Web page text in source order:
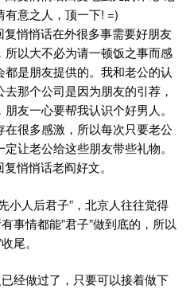
意之人，顶一下! =)
复悄悄话在外很多事需要好朋友
以大不必为请一顿饭之事而感
是朋友提供的。我和老公的认
那个公司是因为朋友的引荐，
友一心要帮我认识个好男人。
很多感激，所以每次只要老公
让老公给这些朋友带些礼物。
悄悄话老阎好文。
小人后君子”，北京人往往觉得
事情都能”君子”做到底的，所以
尾。
经做过了，只要可以接着做下